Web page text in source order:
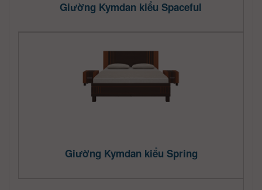
Giường Kymdan kiểu Spaceful
Giường Kymdan kiểu Spring